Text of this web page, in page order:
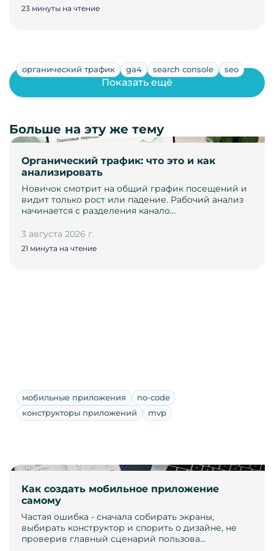
23 минуты на чтение
органический трафик ga4 search console seo
Органический трафик: что это и как
анализировать
Новичок смотрит на общий график посещений и
видит только рост или падение. Рабочий анализ
начинается с разделения канало…
3 августа 2026 г.
21 минута на чтение
Показать ещё
Больше на эту же тему
мобильные приложения
no-code
конструкторы приложений
mvp
Как создать мобильное приложение
самому
Частая ошибка - сначала собирать экраны,
выбирать конструктор и спорить о дизайне, не
проверив главный сценарий пользова…